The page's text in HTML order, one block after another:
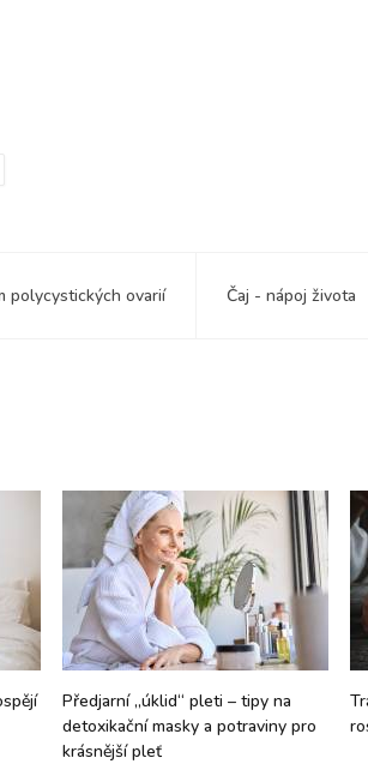
polycystických ovarií Čaj - nápoj života
Předjarní „úklid“ pleti – tipy na
detoxikační masky a potraviny pro
krásnější pleť